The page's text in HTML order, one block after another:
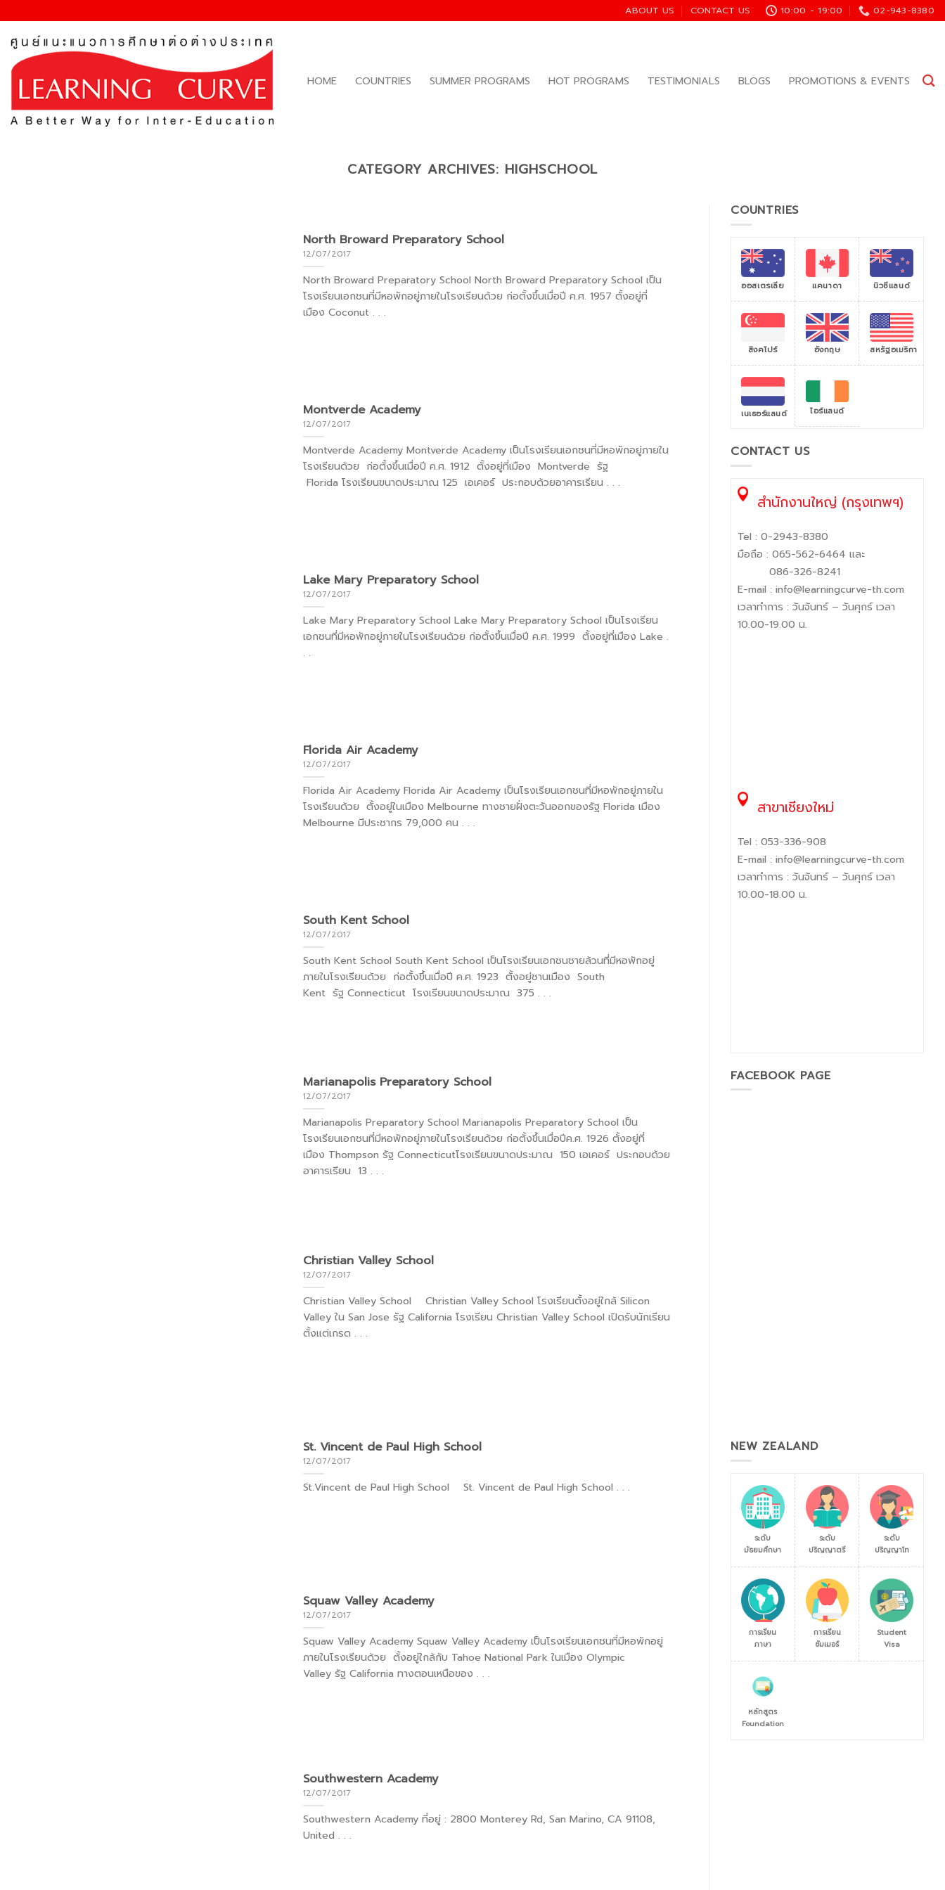
to
content
ABOUT US CONTACT US 10:00 - 19:00 02-943-8380
HOME COUNTRIES SUMMER PROGRAMS HOT PROGRAMS TESTIMONIALS BLOGS PROMOTIONS & EVENTS
CATEGORY ARCHIVES: HIGHSCHOOL
North Broward Preparatory School
12/07/2017
North Broward Preparatory School North Broward Preparatory School เป็น
โรงเรียนเอกชนที่มีหอพักอยู่ภายในโรงเรียนด้วย ก่อตั้งขึ้นเมื่อปี ค.ศ. 1957 ตั้งอยู่ที่
เมือง Coconut . . .
Montverde Academy
12/07/2017
Montverde Academy Montverde Academy เป็นโรงเรียนเอกชนที่มีหอพักอยู่ภายใน
โรงเรียนด้วย ก่อตั้งขึ้นเมื่อปี ค.ศ. 1912 ตั้งอยู่ที่เมือง Montverde รัฐ
Florida โรงเรียนขนาดประมาณ 125 เอเคอร์ ประกอบด้วยอาคารเรียน . . .
Lake Mary Preparatory School
12/07/2017
Lake Mary Preparatory School Lake Mary Preparatory School เป็นโรงเรียน
เอกชนที่มีหอพักอยู่ภายในโรงเรียนด้วย ก่อตั้งขึ้นเมื่อปี ค.ศ. 1999 ตั้งอยู่ที่เมือง Lake .
. .
Florida Air Academy
12/07/2017
Florida Air Academy Florida Air Academy เป็นโรงเรียนเอกชนที่มีหอพักอยู่ภายใน
โรงเรียนด้วย ตั้งอยู่ในเมือง Melbourne ทางชายฝั่งตะวันออกของรัฐ Florida เมือง
Melbourne มีประชากร 79,000 คน . . .
South Kent School
12/07/2017
South Kent School South Kent School เป็นโรงเรียนเอกชนชายล้วนที่มีหอพักอยู่
ภายในโรงเรียนด้วย ก่อตั้งขึ้นเมื่อปี ค.ศ. 1923 ตั้งอยู่ชานเมือง South
Kent รัฐ Connecticut โรงเรียนขนาดประมาณ 375 . . .
Marianapolis Preparatory School
12/07/2017
Marianapolis Preparatory School Marianapolis Preparatory School เป็น
โรงเรียนเอกชนที่มีหอพักอยู่ภายในโรงเรียนด้วย ก่อตั้งขึ้นเมื่อปีค.ศ. 1926 ตั้งอยู่ที่
เมือง Thompson รัฐ Connecticutโรงเรียนขนาดประมาณ 150 เอเคอร์ ประกอบด้วย
อาคารเรียน 13 . . .
Christian Valley School
12/07/2017
Christian Valley School Christian Valley School โรงเรียนตั้งอยู่ใกล้ Silicon
Valley ใน San Jose รัฐ California โรงเรียน Christian Valley School เปิดรับนักเรียน
ตั้งแต่เกรด . . .
St. Vincent de Paul High School
12/07/2017
St.Vincent de Paul High School St. Vincent de Paul High School . . .
Squaw Valley Academy
12/07/2017
Squaw Valley Academy Squaw Valley Academy เป็นโรงเรียนเอกชนที่มีหอพักอยู่
ภายในโรงเรียนด้วย ตั้งอยู่ใกล้กับ Tahoe National Park ในเมือง Olympic
Valley รัฐ California ทางตอนเหนือของ . . .
Southwestern Academy
12/07/2017
Southwestern Academy ที่อยู่ : 2800 Monterey Rd, San Marino, CA 91108,
United . . .
COUNTRIES
ออสเตรเลีย แคนาดา นิวซีแลนด์
สิงคโปร์ อังกฤษ สหรัฐอเมริกา
เนเธอร์แลนด์ ไอร์แลนด์
CONTACT US
สำนักงานใหญ่ (กรุงเทพฯ)
Tel : 0-2943-8380
มือถือ : 065-562-6464 และ
086-326-8241
E-mail : info@learningcurve-th.com
เวลาทำการ : วันจันทร์ – วันศุกร์ เวลา
10.00-19.00 น.
สาขาเชียงใหม่
Tel : 053-336-908
E-mail : info@learningcurve-th.com
เวลาทำการ : วันจันทร์ – วันศุกร์ เวลา
10.00-18.00 น.
FACEBOOK PAGE
NEW ZEALAND
ระดับ
มัธยมศึกษา
ระดับ
ปริญญาตรี
ระดับ
ปริญญาโท
การเรียน
ภาษา
การเรียน
ซัมเมอร์
Student
Visa
หลักสูตร
Foundation